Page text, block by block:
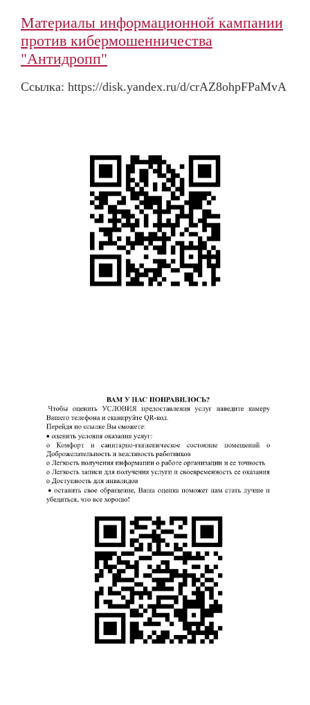
Материалы информационной кампании
против кибермошенничества
"Антидропп"
Ссылка: https://disk.yandex.ru/d/crAZ8ohpFPaMvA